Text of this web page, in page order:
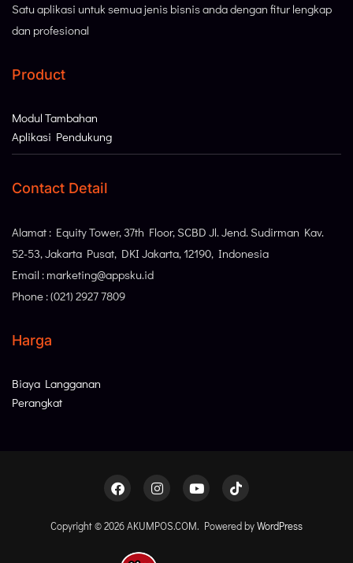
Satu aplikasi untuk semua jenis bisnis anda dengan fitur lengkap
dan profesional
Product
Modul Tambahan
Aplikasi Pendukung
Contact Detail
Alamat : Equity Tower, 37th Floor, SCBD Jl. Jend. Sudirman Kav.
52-53, Jakarta Pusat, DKI Jakarta, 12190, Indonesia
Email : marketing@appsku.id
Phone : (021) 2927 7809
Harga
Biaya Langganan
Perangkat
Copyright © 2026 AKUMPOS.COM. Powered byWordPress